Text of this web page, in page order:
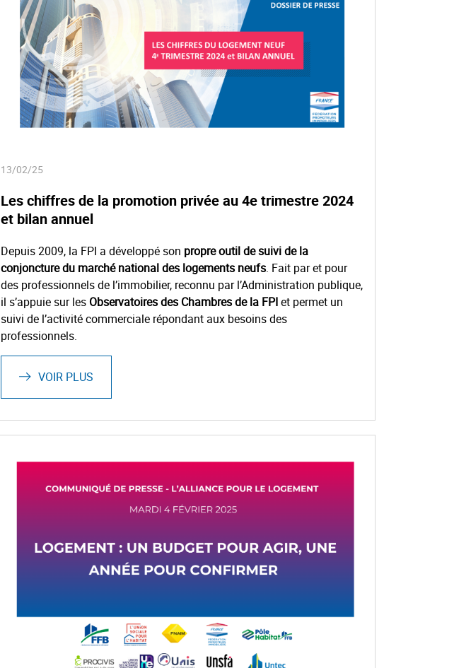
13/02/25
Les chiffres de la promotion privée au 4e trimestre 2024
et bilan annuel
Depuis 2009, la FPI a développé son propre outil de suivi de la
conjoncture du marché national des logements neufs. Fait par et pour
des professionnels de l’immobilier, reconnu par l’Administration publique,
il s’appuie sur les Observatoires des Chambres de la FPIet permet un
suivi de l’activité commerciale répondant aux besoins des
professionnels.
VOIR PLUS